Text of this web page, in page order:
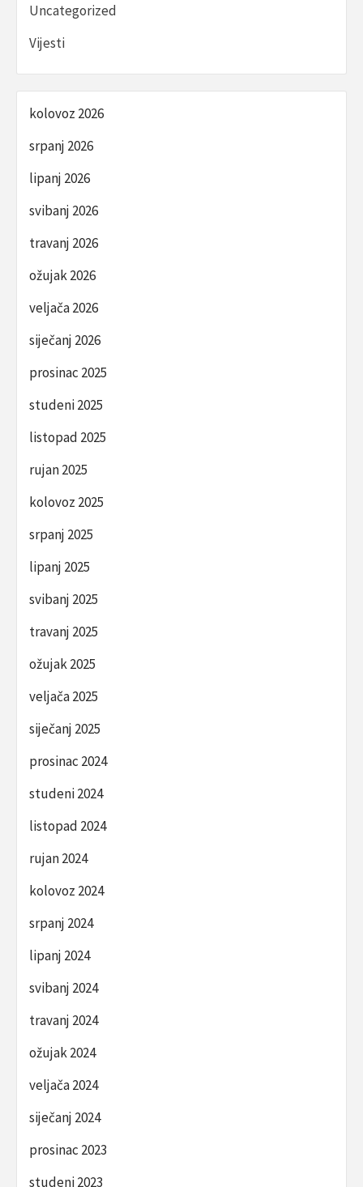
Uncategorized
Vijesti
kolovoz 2026
srpanj 2026
lipanj 2026
svibanj 2026
travanj 2026
ožujak 2026
veljača 2026
siječanj 2026
prosinac 2025
studeni 2025
listopad 2025
rujan 2025
kolovoz 2025
srpanj 2025
lipanj 2025
svibanj 2025
travanj 2025
ožujak 2025
veljača 2025
siječanj 2025
prosinac 2024
studeni 2024
listopad 2024
rujan 2024
kolovoz 2024
srpanj 2024
lipanj 2024
svibanj 2024
travanj 2024
ožujak 2024
veljača 2024
siječanj 2024
prosinac 2023
studeni 2023